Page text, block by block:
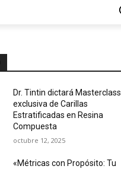
Dr. Tintin dictará Masterclass
exclusiva de Carillas
Estratificadas en Resina
Compuesta
octubre 12, 2025
«Métricas con Propósito: Tu